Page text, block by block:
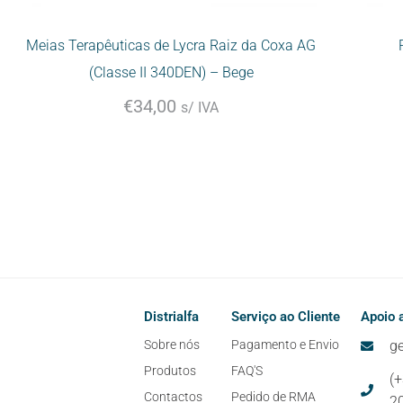
Meias Terapêuticas de Lycra Raiz da Coxa AG
(Classe II 340DEN) – Bege
€34,00 s/ IVA
Distrialfa
Sobre nós
Produtos
Contactos
Serviço ao Cliente
Pagamento e Envio
FAQ'S
Pedido de RMA
Apoio